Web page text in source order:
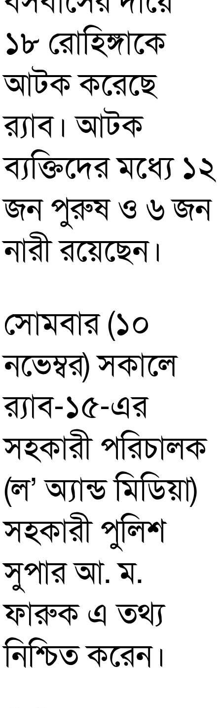
১৮ রোহিঙ্গাকে
আটক করেছে
র‌্যাব। আটক
ব্যক্তিদের মধ্যে ১২
জন পুরুষ ও ৬ জন
নারী রয়েছেন।
সোমবার (১০
নভেম্বর) সকালে
র‌্যাব-১৫-এর
সহকারী পরিচালক
(ল’ অ্যান্ড মিডিয়া)
সহকারী পুলিশ
সুপার আ. ম.
ফারুক এ তথ্য
নিশ্চিত করেন।